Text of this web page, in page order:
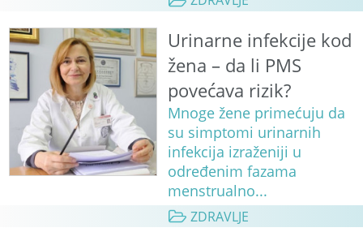
Urinarne infekcije kod
žena – da li PMS
povećava rizik?
Mnoge žene primećuju da
su simptomi urinarnih
infekcija izraženiji u
određenim fazama
menstrualno...
ZDRAVLJE